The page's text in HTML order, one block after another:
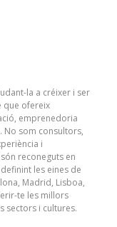
la a créixer i ser
que ofereix
emprenedoria
No som consultors,
i
reconeguts en
les eines de
​​Madrid, Lisboa,
te les millors
sectors i cultures.